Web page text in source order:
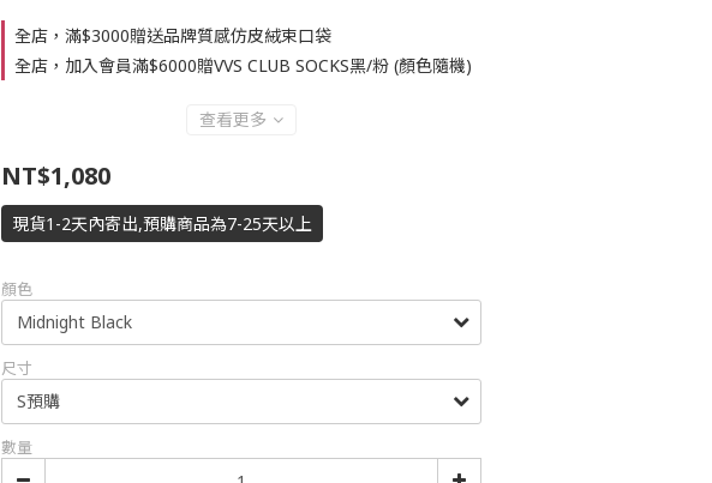
全店，滿$3000贈送品牌質感仿皮絨束口袋
全店，加入會員滿$6000贈VVS CLUB SOCKS黑/粉 (顏色隨機)
查看更多
NT$1,080
現貨1-2天內寄出,預購商品為7-25天以上
顏色
尺寸
數量